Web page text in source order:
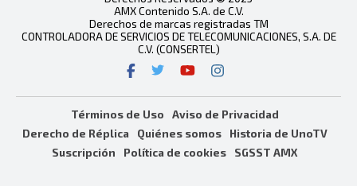
AMX Contenido S.A. de C.V.
Derechos de marcas registradas TM
CONTROLADORA DE SERVICIOS DE TELECOMUNICACIONES, S.A. DE
C.V. (CONSERTEL)
Términos de Uso
Aviso de Privacidad
Derecho de Réplica
Quiénes somos
Historia de UnoTV
Suscripción
Política de cookies SGSST AMX